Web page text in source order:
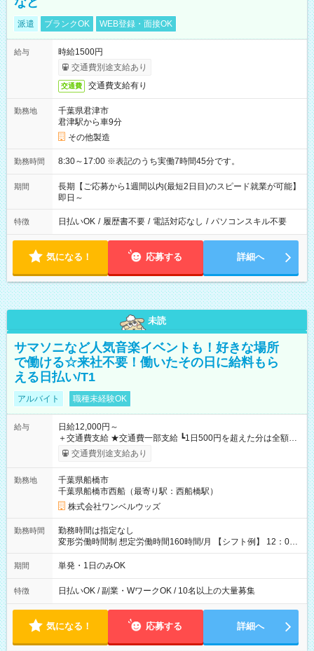
派遣 ブランクOK WEB登録・面接OK
給与
時給1500円
交通費別途支給あり
交通費 交通費支給有り
勤務地
千葉県君津市
君津駅から車9分
その他製造
勤務時間 8:30～17:00 ※表記のうち実働7時間45分です。
期間
長期【ご応募から1週間以内(最短2日目)のスピード就業が可能】
即日～
特徴 日払いOK / 履歴書不要 / 電話対応なし / パソコンスキル不要
気になる！ 応募する 詳細へ
未読
サマソニなど人気音楽イベントも！好きな場所
で働ける☆来社不要！働いたその日に給料もら
える日払い/T1
アルバイト 職種未経験OK
給与
日給12,000円～
＋交通費支給 ★交通費一部支給 ┗1日500円を超えた分は全額支
給！ ※往復500円以内の方は自己負担となります ★日払いOK！
（規定あり） ┗働いたその日に現金GET♪ お仕事後はコンビニ
なし
交通費別途支給あり
勤務地
千葉県船橋市
千葉県船橋市西船（最寄り駅：西船橋駅）
株式会社ワンベルウッズ
勤務時間
勤務時間は指定なし
変形労働時間制 想定労働時間160時間/月 【シフト例】 12：00
～22：00
期間 単発・1日のみOK
特徴 日払いOK / 副業・WワークOK / 10名以上の大量募集
気になる！ 応募する 詳細へ